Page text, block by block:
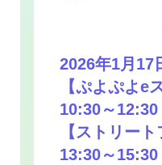
2026年1月17
【ぷよぷよe
10:30～12:30
【ストリー
13:30～15:30